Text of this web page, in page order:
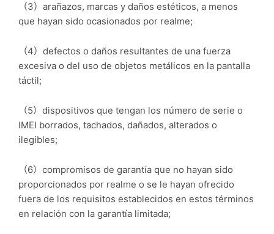
（3）arañazos, marcas y daños estéticos, a menos
que hayan sido ocasionados por realme;
（4）defectos o daños resultantes de una fuerza
excesiva o del uso de objetos metálicos en la pantalla
táctil;
（5）dispositivos que tengan los número de serie o
IMEI borrados, tachados, dañados, alterados o
ilegibles;
（6）compromisos de garantía que no hayan sido
proporcionados por realme o se le hayan ofrecido
fuera de los requisitos establecidos en estos términos
en relación con la garantía limitada;